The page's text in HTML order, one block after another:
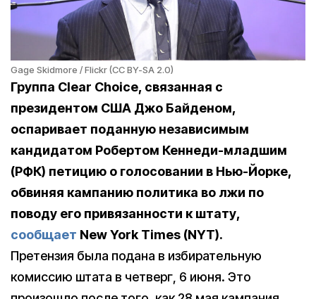
Gage Skidmore / Flickr (CC BY-SA 2.0)
Группа Clear Choice, связанная с
президентом США Джо Байденом,
оспаривает поданную независимым
кандидатом Робертом Кеннеди-младшим
(РФК) петицию о голосовании в Нью-Йорке,
обвиняя кампанию политика во лжи по
поводу его привязанности к штату,
сообщает New York Times (NYT).
Претензия была подана в избирательную
комиссию штата в четверг, 6 июня. Это